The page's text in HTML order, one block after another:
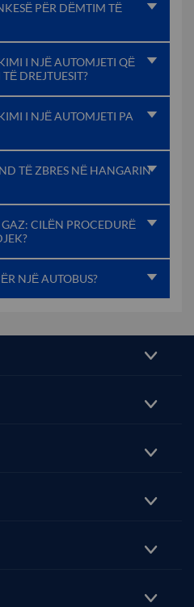
PЁR DЁMTIM TЁ
I NJЁ AUTOMJETI QЁ
DREJTUESIT?
I NJЁ AUTOMJETI PA
TЁ ZBRES NЁ HANGARIN
CILЁN PROCEDURЁ
NJЁ AUTOBUS?